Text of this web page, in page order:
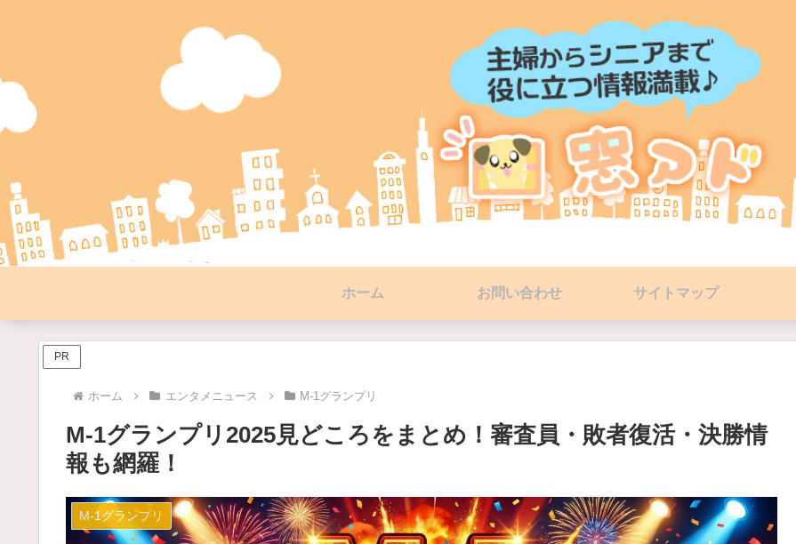
ホーム お問い合わせ サイトマップ
PR
ホーム エンタメニュース M-1グランプリ
M-1グランプリ2025見どころをまとめ！審査員・敗者復活・決勝情
報も網羅！
M-1グランプリ